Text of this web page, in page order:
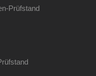
Prüfstand